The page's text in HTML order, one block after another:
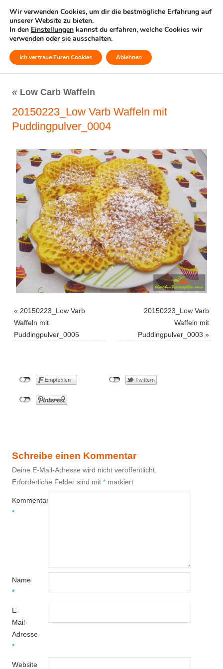
MENÜ
« Low Carb Waffeln
20150223_Low Varb Waffeln mit
Puddingpulver_0004
« 20150223_Low Varb
Waffeln mit
Puddingpulver_0005
20150223_Low Varb
Waffeln mit
Puddingpulver_0003 »
Schreibe einen Kommentar
Deine E-Mail-Adresse wird nicht veröffentlicht.
Erforderliche Felder sind mit * markiert
Kommentar
*
Name
*
E-
Mail-
Adresse
*
Website
Wir verwenden Cookies, um dir die bestmögliche Erfahrung auf
unserer Website zu bieten.
In den Einstellungen kannst du erfahren, welche Cookies wir
verwenden oder sie ausschalten.
Ich vertraue Euren Cookies Ablehnen